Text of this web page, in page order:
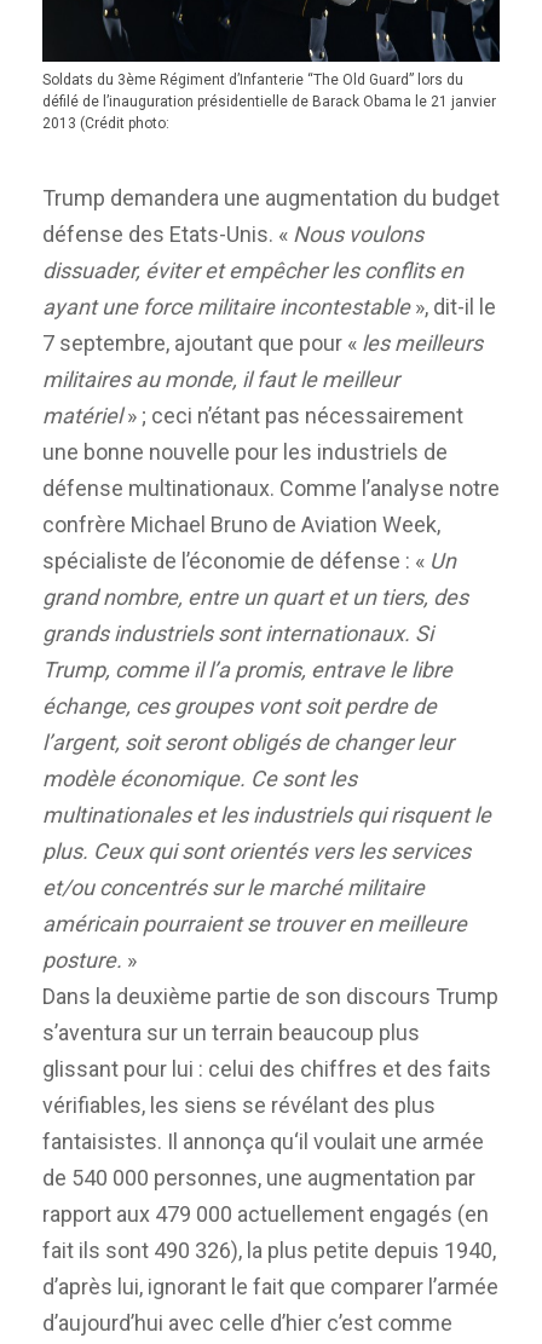
Soldats du 3ème Régiment d’Infanterie “The Old Guard” lors du
défilé de l’inauguration présidentielle de Barack Obama le 21 janvier
2013 (Crédit photo:
Trump demandera une augmentation du budget
défense des Etats-Unis. « Nous voulons
dissuader, éviter et empêcher les conflits en
ayant une force militaire incontestable», dit-il le
7 septembre, ajoutant que pour « les meilleurs
militaires au monde, il faut le meilleur
matériel» ; ceci n’étant pas nécessairement
une bonne nouvelle pour les industriels de
défense multinationaux. Comme l’analyse notre
confrère Michael Bruno de Aviation Week,
spécialiste de l’économie de défense : « Un
grand nombre, entre un quart et un tiers, des
grands industriels sont internationaux. Si
Trump, comme il l’a promis, entrave le libre
échange, cesgroupesvont soit perdre de
l’argent, soit seront obligés de changer leur
modèle économique. Ce sont les
multinationales et les industriels qui risquent le
plus. Ceuxqui sont orientés vers les services
et/ou concentrés sur le marché militaire
américain pourraientse trouveren meilleure
posture. »
Dans la deuxième partie de son discours Trump
s’aventura sur un terrain beaucoup plus
glissant pour lui : celui des chiffres et des faits
vérifiables, les siens se révélant des plus
fantaisistes. Il annonça qu‘il voulait une armée
de 540 000 personnes, une augmentation par
rapport aux 479 000 actuellement engagés (en
fait ils sont 490 326), la plus petite depuis 1940,
d’après lui, ignorant le fait que comparer l’armée
d’aujourd’hui avec celle d’hier c’est comme